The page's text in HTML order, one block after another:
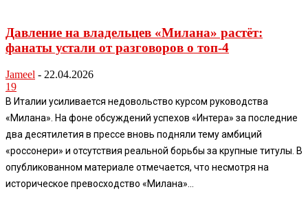
Давление на владельцев «Милана» растёт:
фанаты устали от разговоров о топ-4
Jameel - 22.04.2026
19
В Италии усиливается недовольство курсом руководства
«Милана». На фоне обсуждений успехов «Интера» за последние
два десятилетия в прессе вновь подняли тему амбиций
«россонери» и отсутствия реальной борьбы за крупные титулы. В
опубликованном материале отмечается, что несмотря на
историческое превосходство «Милана»...